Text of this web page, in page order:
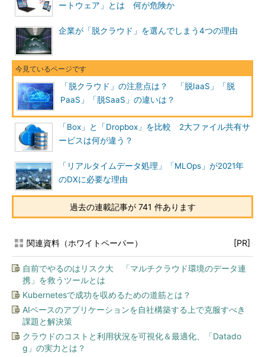
ートウェア」とは 何が危険か
企業が「脱クラウド」を選んでしまう4つの理由
「脱クラウド」の注意点は？ 「脱IaaS」「脱
PaaS」「脱SaaS」の違いは？
「Box」と「Dropbox」を比較 2大ファイル共有サ
ービスは何が違う？
「リアルタイムデータ処理」「MLOps」が2021年
のDXに必要な理由
過去の連載記事が 741 件あります
関連資料（ホワイトペーパー） [PR]
自前でやるのはリスク大 「マルチクラウド環境のデータ連
携」を救うツールとは
Kubernetesで成功を収めるための道筋とは？
AIベースのアプリケーションを自社構築する上で克服すべき
課題と解決策
クラウドのコストと利用状況を可視化＆最適化、「Datado
g」の実力とは？